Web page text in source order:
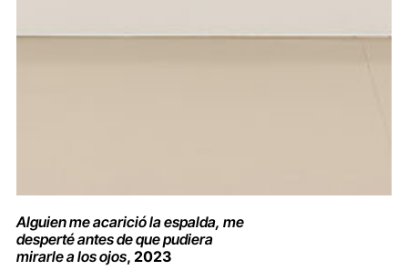
Alguien me acarició la espalda, me
desperté antes de que pudiera
mirarle a los ojos, 2023